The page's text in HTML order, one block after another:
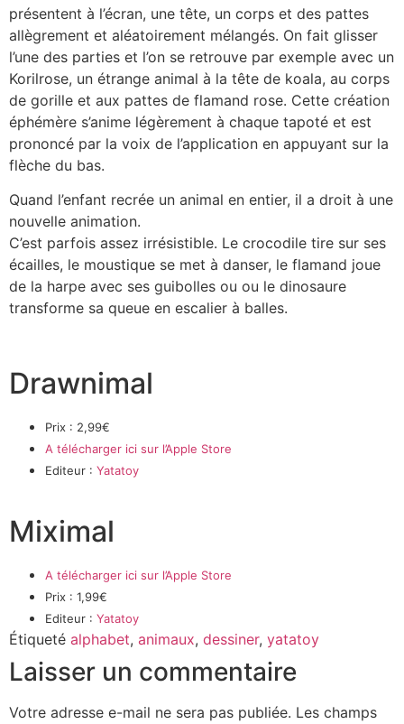
présentent à l’écran, une tête, un corps et des pattes
allègrement et aléatoirement mélangés. On fait glisser
l’une des parties et l’on se retrouve par exemple avec un
Korilrose, un étrange animal à la tête de koala, au corps
de gorille et aux pattes de flamand rose. Cette création
éphémère s’anime légèrement à chaque tapoté et est
prononcé par la voix de l’application en appuyant sur la
flèche du bas.
Quand l’enfant recrée un animal en entier, il a droit à une
nouvelle animation.
C’est parfois assez irrésistible. Le crocodile tire sur ses
écailles, le moustique se met à danser, le flamand joue
de la harpe avec ses guibolles ou ou le dinosaure
transforme sa queue en escalier à balles.
Drawnimal
Prix : 2,99€
A télécharger ici sur l’Apple Store
Editeur : Yatatoy
Miximal
A télécharger ici sur l’Apple Store
Prix : 1,99€
Editeur : Yatatoy
Étiqueté alphabet, animaux, dessiner, yatatoy
Laisser un commentaire
Votre adresse e-mail ne sera pas publiée. Les champs